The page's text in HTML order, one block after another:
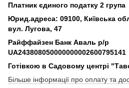
Платник єдиного податку 2 група
Юрид.адреса: 09100, Київська
вул. Лугова, 47
Райффайзен Банк Аваль р/р
UA243808050000000002600795141
Готівкою в Садовому центрі
Більше інформації про оплату та